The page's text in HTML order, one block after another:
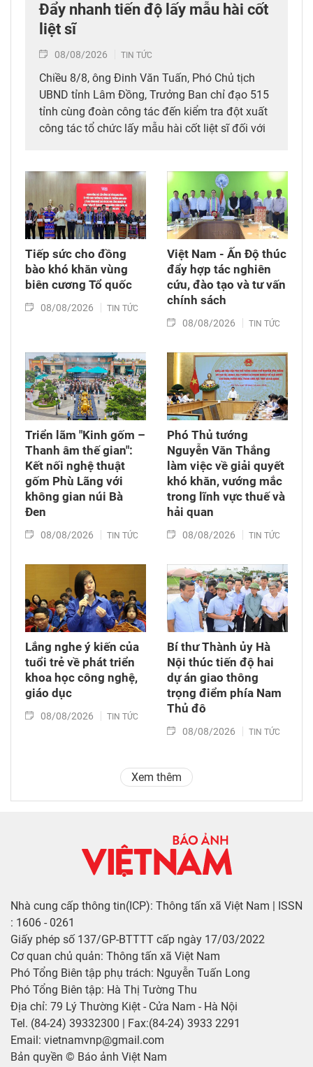
Đẩy nhanh tiến độ lấy mẫu hài cốt
liệt sĩ
08/08/2026 TIN TỨC
Chiều 8/8, ông Đinh Văn Tuấn, Phó Chủ tịch
UBND tỉnh Lâm Đồng, Trưởng Ban chỉ đạo 515
tỉnh cùng đoàn công tác đến kiểm tra đột xuất
công tác tổ chức lấy mẫu hài cốt liệt sĩ đối với
thời tặng quà cho cán bộ, chiến sĩ tham gia
công tác lấy mẫu tại đây.
Tiếp sức cho đồng
bào khó khăn vùng
biên cương Tổ quốc
08/08/2026 TIN TỨC
Việt Nam - Ấn Độ thúc
đẩy hợp tác nghiên
cứu, đào tạo và tư vấn
chính sách
08/08/2026 TIN TỨC
Triển lãm "Kinh gốm –
Thanh âm thế gian":
Kết nối nghệ thuật
gốm Phù Lãng với
không gian núi Bà
Đen
08/08/2026 TIN TỨC
Phó Thủ tướng
Nguyễn Văn Thắng
làm việc về giải quyết
khó khăn, vướng mắc
trong lĩnh vực thuế và
hải quan
08/08/2026 TIN TỨC
Lắng nghe ý kiến của
tuổi trẻ về phát triển
khoa học công nghệ,
giáo dục
08/08/2026 TIN TỨC
Bí thư Thành ủy Hà
Nội thúc tiến độ hai
dự án giao thông
trọng điểm phía Nam
Thủ đô
08/08/2026 TIN TỨC
Xem thêm
Nhà cung cấp thông tin(ICP): Thông tấn xã Việt Nam | ISSN
: 1606 - 0261
Giấy phép số 137/GP-BTTTT cấp ngày 17/03/2022
Cơ quan chủ quản: Thông tấn xã Việt Nam
Phó Tổng Biên tập phụ trách: Nguyễn Tuấn Long
Phó Tổng Biên tập: Hà Thị Tường Thu
Địa chỉ: 79 Lý Thường Kiệt - Cửa Nam - Hà Nội
Tel. (84-24) 39332300 | Fax:(84-24) 3933 2291
Email: vietnamvnp@gmail.com
Bản quyền © Báo ảnh Việt Nam